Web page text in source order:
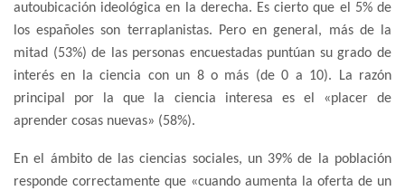
autoubicación ideológica en la derecha. Es cierto que el 5% de
los españoles son terraplanistas. Pero en general, más de la
mitad (53%) de las personas encuestadas puntúan su grado de
interés en la ciencia con un 8 o más (de 0 a 10). La razón
principal por la que la ciencia interesa es el «placer de
aprender cosas nuevas» (58%).
En el ámbito de las ciencias sociales, un 39% de la población
responde correctamente que «cuando aumenta la oferta de un